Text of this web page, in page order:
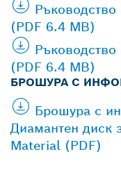
(PDF 6.4 MB)
(PDF 6.4 MB)
БРОШУРА С
Брошура с
Диамантен диск
Material (PDF)